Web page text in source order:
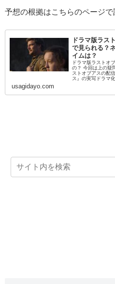
予想の根拠はこちらのページで
ドラマ版ラス
で見られる？
イムは？
ドラマ版ラストオ
の？ 今回は上の疑
ストオブアスの配
ス』の実写ドラマ
usagidayo.com